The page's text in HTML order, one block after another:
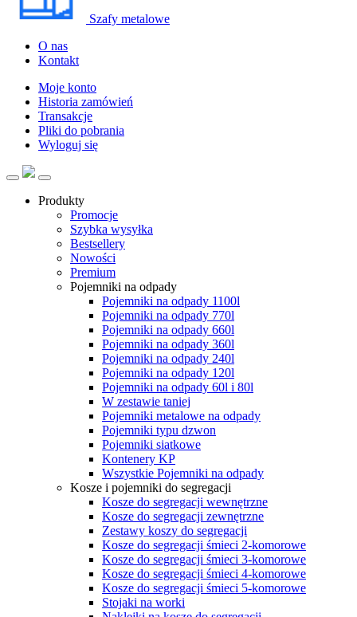
Szafy metalowe
O nas
Kontakt
Moje konto
Historia zamówień
Transakcje
Pliki do pobrania
Wyloguj się
Produkty
Promocje
Szybka wysyłka
Bestsellery
Nowości
Premium
Pojemniki na odpady
Pojemniki na odpady 1100l
Pojemniki na odpady 770l
Pojemniki na odpady 660l
Pojemniki na odpady 360l
Pojemniki na odpady 240l
Pojemniki na odpady 120l
Pojemniki na odpady 60l i 80l
W zestawie taniej
Pojemniki metalowe na odpady
Pojemniki typu dzwon
Pojemniki siatkowe
Kontenery KP
Wszystkie Pojemniki na odpady
Kosze i pojemniki do segregacji
Kosze do segregacji wewnętrzne
Kosze do segregacji zewnętrzne
Zestawy koszy do segregacji
Kosze do segregacji śmieci 2-komorowe
Kosze do segregacji śmieci 3-komorowe
Kosze do segregacji śmieci 4-komorowe
Kosze do segregacji śmieci 5-komorowe
Stojaki na worki